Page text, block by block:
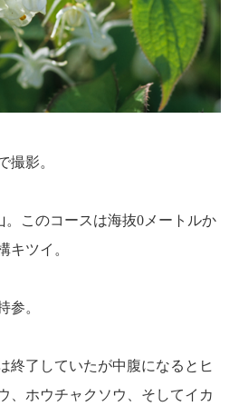
撮影。
。このコースは海抜0メートルか
キツイ。
参。
終了していたが中腹になるとヒ
、ホウチャクソウ、そしてイカ